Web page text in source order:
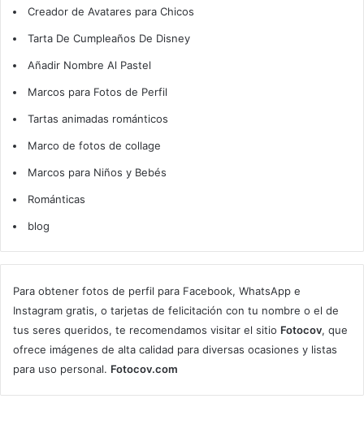
Creador de Avatares para Chicos
Tarta De Cumpleaños De Disney
Añadir Nombre Al Pastel
Marcos para Fotos de Perfil
Tartas animadas románticos
Marco de fotos de collage
Marcos para Niños y Bebés
Románticas
blog
Para obtener fotos de perfil para Facebook, WhatsApp e
Instagram gratis, o tarjetas de felicitación con tu nombre o el de
tus seres queridos, te recomendamos visitar el sitio Fotocov, que
ofrece imágenes de alta calidad para diversas ocasiones y listas
para uso personal. Fotocov.com